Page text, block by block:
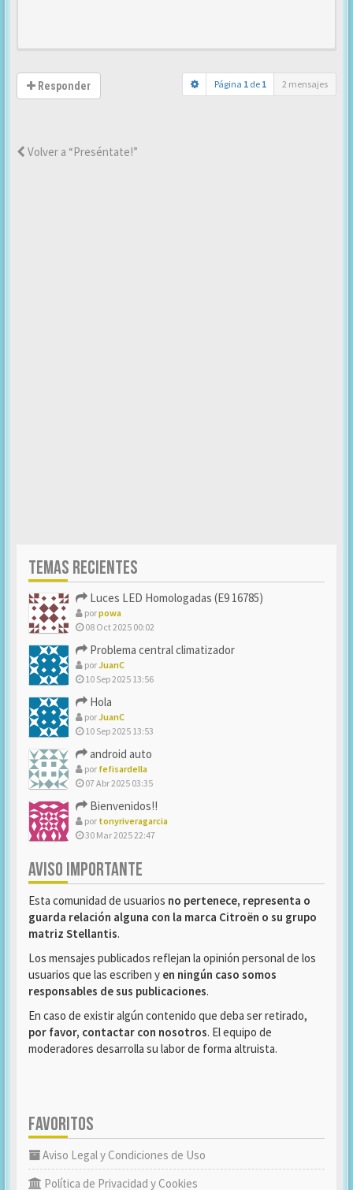
Responder Página 1 de 1 2 mensajes
Volver a “Preséntate!”
TEMAS RECIENTES
Luces LED Homologadas (E9 16785)
porpowa
08 Oct 2025 00:02
Problema central climatizador
porJuanC
10 Sep 2025 13:56
Hola
porJuanC
10 Sep 2025 13:53
android auto
por fefisardella
07 Abr 2025 03:35
Bienvenidos!!
por tonyriveragarcia
30 Mar 2025 22:47
AVISO IMPORTANTE
Esta comunidad de usuarios no pertenece, representa o
guarda relación alguna con la marca Citroën o su grupo
matriz Stellantis.
Los mensajes publicados reflejan la opinión personal de los
usuarios que las escriben y en ningún caso somos
responsables de sus publicaciones.
En caso de existir algún contenido que deba ser retirado,
por favor, contactar con nosotros. El equipo de
moderadores desarrolla su labor de forma altruista.
FAVORITOS
Aviso Legal y Condiciones de Uso
Política de Privacidad y Cookies